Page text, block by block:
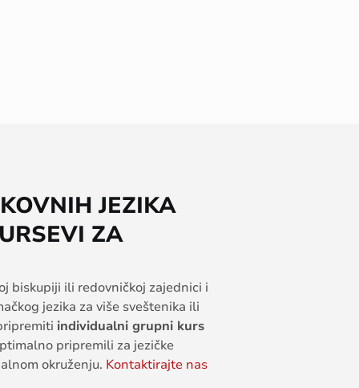
JEZIKA
ZA
biskupiji ili redovničkoj zajednici i
jezika za više sveštenika ili
individualni grupni kurs
pripremili za jezičke
okruženju. Kontaktirajte nas